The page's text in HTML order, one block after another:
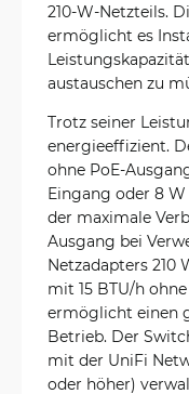
210-W-Netzteils.
ermöglicht es
austauschen zu
Trotz seiner
energieeffizient.
ohne PoE-
Eingang oder 8
der maximale
Ausgang bei
Netzadapters 210
mit 15 BTU/h
ermöglicht einen
Betrieb. Der
mit der UniFi
oder höher)